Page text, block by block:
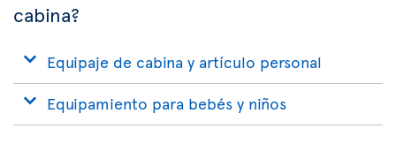
cabina?
Equipaje de cabina y artículo personal
Equipamiento para bebés y niños